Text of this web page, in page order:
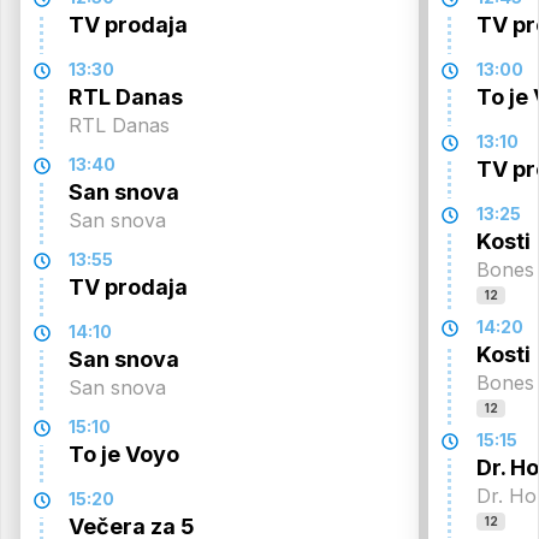
TV prodaja
13:30
RTL Danas
RTL Danas
13:40
San snova
San snova
13:55
TV prodaja
14:10
San snova
San snova
15:10
To je Voyo
15:20
Večera za 5
TV
13:00
To je
13:10
TV
13:25
Kosti
Bones
12
14:20
Kosti
Bones
12
15:15
Dr.
Dr.
12